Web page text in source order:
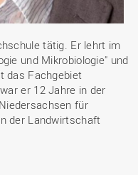
tätig. Er lehrt im
und Mikrobiologie" und
das Fachgebiet
er 12 Jahre in der
für
der Landwirtschaft